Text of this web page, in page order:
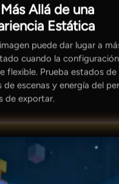
Allá de una
Estática
puede dar lugar a
cuando la
flexible. Prueba estados de
de escenas y energía del
de exportar.